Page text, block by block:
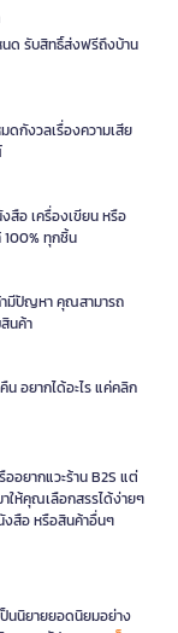
ด รับสิทธิ์ส่งฟรีถึงบ้าน
กังวลเรื่องความเสีย
สือ เครื่องเขียน หรือ
100% ทุกชิ้น
ามีปัญหา คุณสามารถ
นค้า
อยากได้อะไร แค่คลิก
อยากแวะร้าน B2S แต่
าให้คุณเลือกสรรได้ง่ายๆ
งสือ หรือสินค้าอื่นๆ
นนิยายยอดนิยมอย่าง